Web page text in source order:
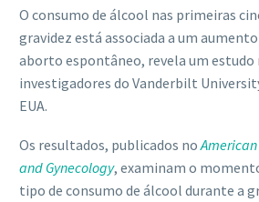
O consumo de álcool nas primeiras
gravidez está associada a um
aborto espontâneo, revela um
investigadores do Vanderbilt
EUA.
Os resultados, publicados no
and Gynecology, examinam o
tipo de consumo de álcool durante a